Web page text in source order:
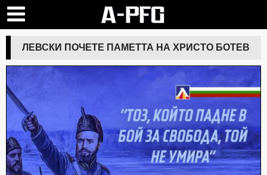
ЛЕВСКИ ПОЧЕТЕ ПАМЕТТА НА ХРИСТО БОТЕВ